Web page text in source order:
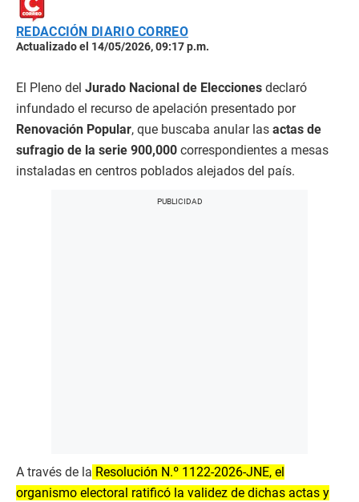
REDACCIÓN DIARIO CORREO
Actualizado el 14/05/2026, 09:17 p.m.
El Pleno del Jurado Nacional de Elecciones declaró
infundado el recurso de apelación presentado por
Renovación Popular, que buscaba anular las actas de
sufragio de la serie 900,000 correspondientes a mesas
instaladas en centros poblados alejados del país.
A través de la Resolución N.º 1122-2026-JNE, el
organismo electoral ratificó la validez de dichas actas y